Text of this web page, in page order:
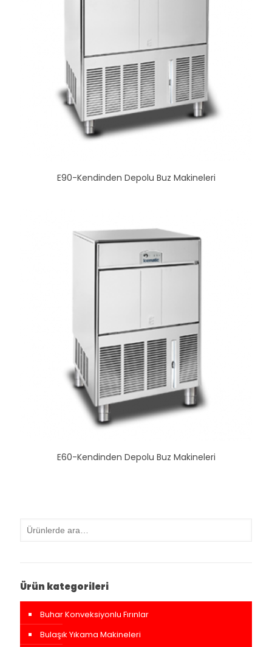
E90-Kendinden Depolu Buz Makineleri
E60-Kendinden Depolu Buz Makineleri
Ürün kategorileri
Buhar Konveksiyonlu Fırınlar
Bulaşık Yıkama Makineleri